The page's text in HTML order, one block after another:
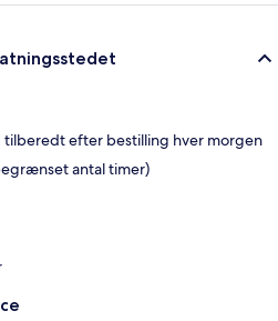
tilberedt efter bestilling hver morgen
antal timer)